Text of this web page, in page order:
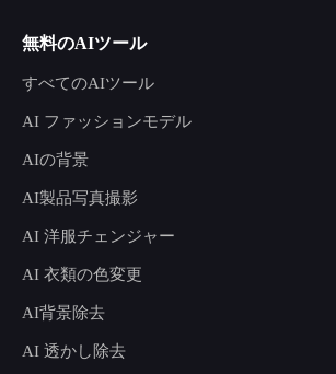
無料のAIツール
すべてのAIツール
AI ファッションモデル
AIの背景
AI製品写真撮影
AI 洋服チェンジャー
AI 衣類の色変更
AI背景除去
AI 透かし除去